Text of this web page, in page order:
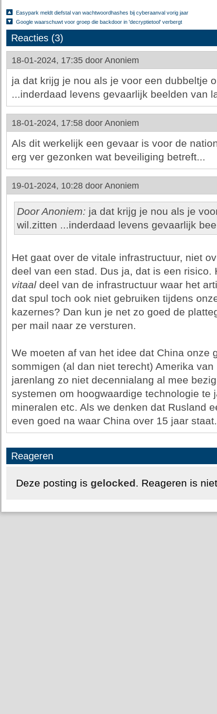
Easypark meldt diefstal van wachtwoordhashes bij cyberaanval vorig jaar
Google waarschuwt voor groep die backdoor in 'decryptietool' verbergt
Reacties (3)
18-01-2024, 17:35 door Anoniem
ja dat krijg je nou als je voor een dubbeltje
...inderdaad levens gevaarlijk beelden van
18-01-2024, 17:58 door Anoniem
Als dit werkelijk een gevaar is voor de
erg ver gezonken wat beveiliging betreft...
19-01-2024, 10:28 door Anoniem
Door Anoniem: ja dat krijg je nou als je
wil.zitten ...inderdaad levens gevaarlijk
Het gaat over de vitale infrastructuur, niet
deel van een stad. Dus ja, dat is een risico.
vitaaldeel van de infrastructuur waar het
dat spul toch ook niet gebruiken tijdens
kazernes? Dan kun je net zo goed de
per mail naar ze versturen.
We moeten af van het idee dat China onze
sommigen (al dan niet terecht) Amerika
jarenlang zo niet decennialang al mee
systemen om hoogwaardige technologie te
mineralen etc. Als we denken dat Rusland
even goed na waar China over 15 jaar staat.
Reageren
Deze posting is gelocked. Reageren is